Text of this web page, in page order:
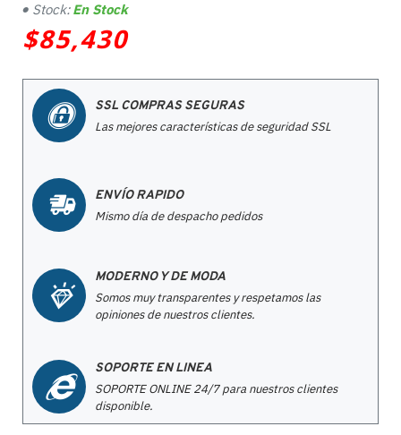
$85,430
Stock: En Stock
SSL COMPRAS SEGURAS
Las mejores características de seguridad SSL
ENVÍO RAPIDO
Mismo día de despacho pedidos
MODERNO Y DE MODA
Somos muy transparentes y respetamos las
opiniones de nuestros clientes.
SOPORTE EN LINEA
SOPORTE ONLINE 24/7 para nuestros clientes
disponible.